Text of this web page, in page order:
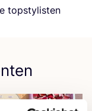
topstylisten